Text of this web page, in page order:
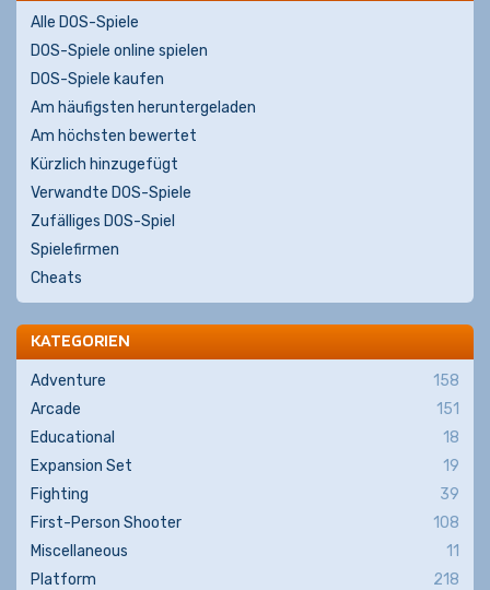
Alle DOS-Spiele
DOS-Spiele online spielen
DOS-Spiele kaufen
Am häufigsten heruntergeladen
Am höchsten bewertet
Kürzlich hinzugefügt
Verwandte DOS-Spiele
Zufälliges DOS-Spiel
Spielefirmen
Cheats
KATEGORIEN
Adventure
158
Arcade
151
Educational
18
Expansion Set
19
Fighting
39
First-Person Shooter
108
Miscellaneous
11
Platform
218